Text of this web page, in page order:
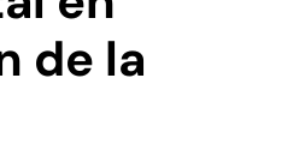
de la